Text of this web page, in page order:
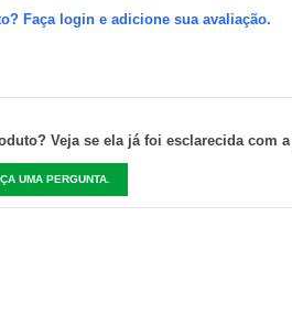
Faça login e adicione sua avaliação.
Veja se ela já foi esclarecida com
UMA PERGUNTA.